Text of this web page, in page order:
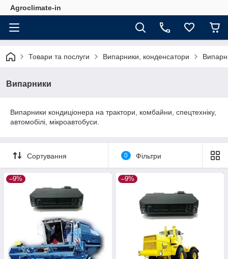
Agroclimate-in
Товари та послуги Випарники, конденсатори
Випарники
Випарники кондиціонера на трактори, комбайни, спецтехніку,
автомобілі, мікроавтобуси.
Сортування 0 Фільтри
–9% –9%